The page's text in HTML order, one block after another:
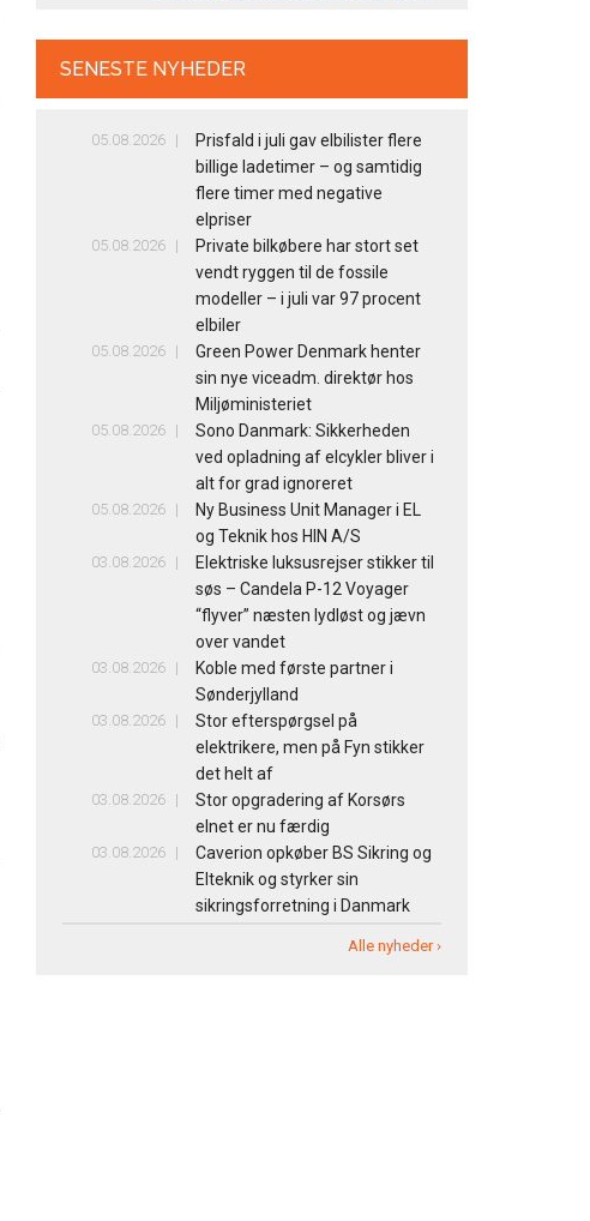
SENESTE NYHEDER
05.08.2026
Prisfald i juli gav elbilister flere
billige ladetimer – og samtidig
flere timer med negative
elpriser
05.08.2026
Private bilkøbere har stort set
vendt ryggen til de fossile
modeller – i juli var 97 procent
elbiler
05.08.2026
Green Power Denmark henter
sin nye viceadm. direktør hos
Miljøministeriet
05.08.2026
Sono Danmark: Sikkerheden
ved opladning af elcykler bliver i
alt for grad ignoreret
05.08.2026
Ny Business Unit Manager i EL
og Teknik hos HIN A/S
03.08.2026
Elektriske luksusrejser stikker til
søs – Candela P-12 Voyager
“flyver” næsten lydløst og jævn
over vandet
03.08.2026
Koble med første partner i
Sønderjylland
03.08.2026
Stor efterspørgsel på
elektrikere, men på Fyn stikker
det helt af
03.08.2026
Stor opgradering af Korsørs
elnet er nu færdig
03.08.2026
Caverion opkøber BS Sikring og
Elteknik og styrker sin
sikringsforretning i Danmark
Alle nyheder ›